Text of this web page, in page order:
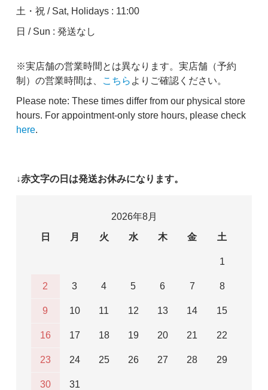
土・祝 / Sat, Holidays : 11:00
日 / Sun : 発送なし
※実店舗の営業時間とは異なります。実店舗（予約
制）の営業時間は、
こちら よりご確認ください。
Please note: These times differ from our physical store
hours. For appointment-only store hours, please check
here.
↓赤文字の日は発送お休みになります。
2026年8月
日
月 火 水 木 金 土
1
2 3 4 5 6 7 8
9 10 11 12 13 14 15
16 17 18 19 20 21 22
23 24 25 26 27 28 29
30 31